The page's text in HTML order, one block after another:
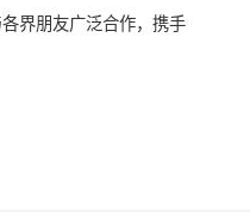
界朋友广泛合作，携手